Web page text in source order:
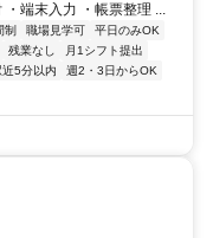
端末入力 ・帳票整理 ...
制 職場見学可
平日のみOK
残業なし
月1シフト提出
近5分以内
週2・3日からOK